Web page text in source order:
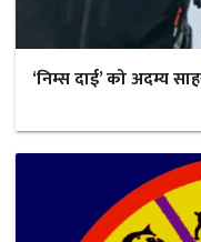
‘निम्स दाई’ को अदम्य